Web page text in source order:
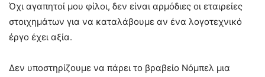
Όχι αγαπητοί μου φίλοι, δεν είναι αρμόδιες οι εταιρείες
στοιχημάτων για να καταλάβουμε αν ένα λογοτεχνικό
έργο έχει αξία.
Δεν υποστηρίζουμε να πάρει το βραβείο Νόμπελ μια